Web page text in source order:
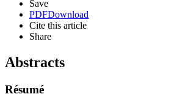
Save
PDFDownload
Cite this article
Share
Abstracts
Résumé